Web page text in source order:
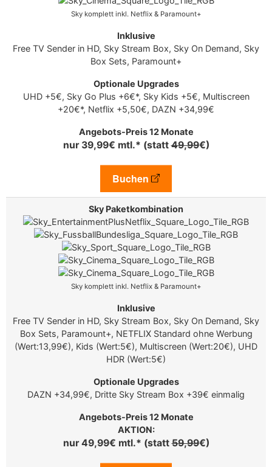
Sky komplett inkl. Netflix & Paramount+
Free TV Sender in HD, Sky Stream Box, Sky On Demand, Sky
Box Sets, Paramount+
UHD +5€, Sky Go Plus +6€*, Sky Kids +5€, Multiscreen
+20€*, Netflix +5,50€, DAZN +34,99€
nur 39,99€ mtl.* (statt49,99€)
Buchen
Sky komplett inkl. Netflix & Paramount+
Free TV Sender in HD, Sky Stream Box, Sky On Demand, Sky
Box Sets, Paramount+, NETFLIX Standard ohne Werbung
(Wert:13,99€), Kids (Wert:5€), Multiscreen (Wert:20€), UHD
HDR (Wert:5€)
DAZN +34,99€, Dritte Sky Stream Box +39€ einmalig
AKTION:
nur 49,99€ mtl.* (statt59,99€)